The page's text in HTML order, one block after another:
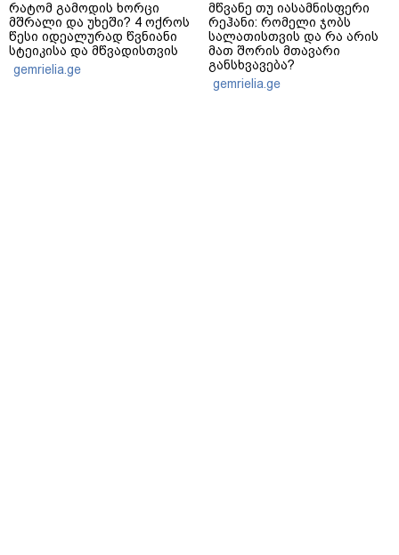
რატომ გამოდის ხორცი
მშრალი და უხეში? 4 ოქროს
წესი იდეალურად წვნიანი
სტეიკისა და მწვადისთვის
gemrielia.ge
მწვანე თუ იასამნისფერი
რეჰანი: რომელი ჯობს
სალათისთვის და რა არის
მათ შორის მთავარი
განსხვავება?
gemrielia.ge